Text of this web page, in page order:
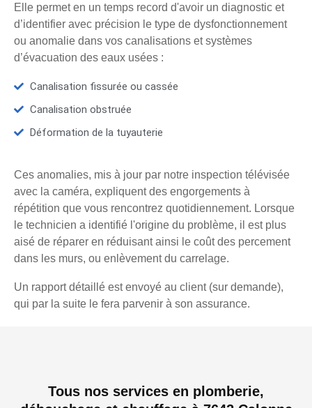
Elle permet en un temps record d'avoir un diagnostic et
d’identifier avec précision le type de dysfonctionnement
ou anomalie dans vos canalisations et systèmes
d’évacuation des eaux usées :
Canalisation fissurée ou cassée
Canalisation obstruée
Déformation de la tuyauterie
Ces anomalies, mis à jour par notre inspection télévisée
avec la caméra, expliquent des engorgements à
répétition que vous rencontrez quotidiennement. Lorsque
le technicien a identifié l'origine du problème, il est plus
aisé de réparer en réduisant ainsi le coût des percement
dans les murs, ou enlèvement du carrelage.
Un rapport détaillé est envoyé au client (sur demande),
qui par la suite le fera parvenir à son assurance.
Tous nos services en plomberie,